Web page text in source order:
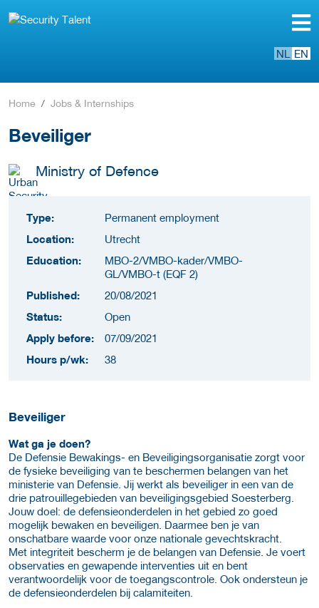
NL EN
Home Jobs & Internships
Beveiliger
Ministry of Defence
Type:
Permanent employment
Location:
Utrecht
Education:
MBO-2/VMBO-kader/VMBO-
GL/VMBO-t (EQF 2)
Published:
20/08/2021
Status:
Open
Apply before:
07/09/2021
Hours p/wk:
38
Beveiliger
Wat ga je doen?
De Defensie Bewakings- en Beveiligingsorganisatie zorgt voor
de fysieke beveiliging van te beschermen belangen van het
ministerie van Defensie. Jij werkt als beveiliger in een van de
drie patrouillegebieden van beveiligingsgebied Soesterberg.
Jouw doel: de defensieonderdelen in het gebied zo goed
mogelijk bewaken en beveiligen. Daarmee ben je van
onschatbare waarde voor onze nationale gevechtskracht.
Met integriteit bescherm je de belangen van Defensie. Je voert
observaties en gewapende interventies uit en bent
verantwoordelijk voor de toegangscontrole. Ook ondersteun je
de defensieonderdelen bij calamiteiten.